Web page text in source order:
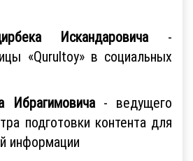
Искандаровича-
«Qurultoy» в социальных
Ибрагимовича- ведущего
подготовки контента для
информации